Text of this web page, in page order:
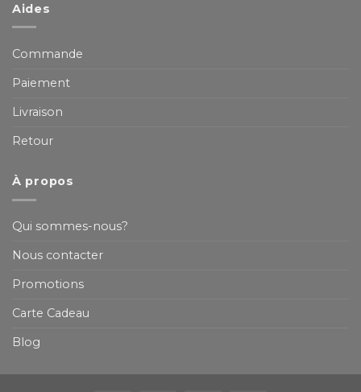
Aides
Commande
Paiement
Livraison
Retour
À propos
Qui sommes-nous?
Nous contacter
Promotions
Carte Cadeau
Blog